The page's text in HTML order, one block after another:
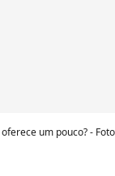
um pouco? - Foto